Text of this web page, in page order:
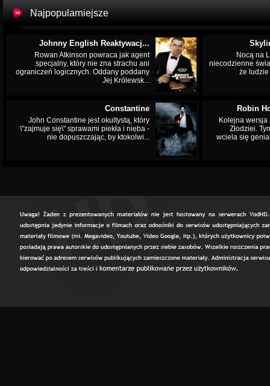
Najpopularniejsze
Johnny English Reaktywacj...
Rowan Atkinson powraca jak agent
specjalny, który nie zna strachu ani
ograniczeń logicznych. Oddany poddany
Jej Królewsk...
Nocą na
niecodzienne
że
Constantine
John Constantine jest okultystą, który
\"zajmuje się\" sprawami piekła i nieba -
nie dopuszczając, by ktokolwi...
Robin
Kolejna wersja
Złodziei.
wciela się